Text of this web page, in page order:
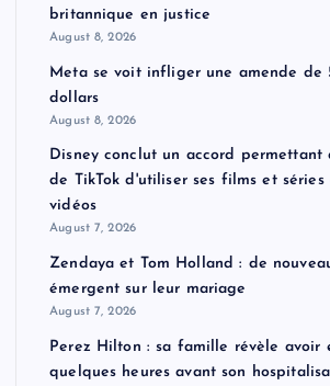
britannique en justice
August 8, 2026
Meta se voit infliger une amende de
dollars
August 8, 2026
Disney conclut un accord permettant
de TikTok d'utiliser ses films et séries
vidéos
August 7, 2026
Zendaya et Tom Holland : de
émergent sur leur mariage
August 7, 2026
Perez Hilton : sa famille révèle avoir
quelques heures avant son